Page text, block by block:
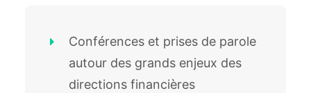
Conférences et prises de parole
autour des grands enjeux des
directions financières